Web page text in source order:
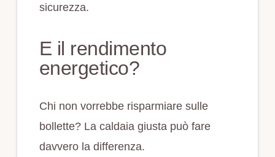
sicurezza.
E il rendimento
energetico?
Chi non vorrebbe risparmiare sulle
bollette? La caldaia giusta può fare
davvero la differenza.